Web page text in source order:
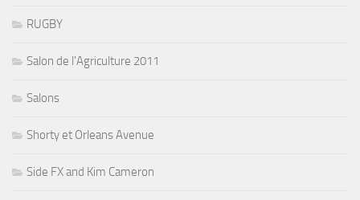
RUGBY
Salon de l'Agriculture 2011
Salons
Shorty et Orleans Avenue
Side FX and Kim Cameron